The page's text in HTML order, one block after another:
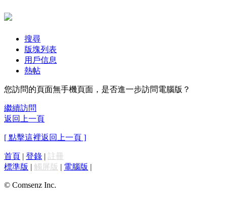
搜尋
版塊列表
用戶信息
熱帖
您訪問的頁面無手機頁面，是否進一步訪問電腦版？
繼續訪問
返回上一頁
[ 點擊這裡返回上一頁 ]
首頁 | 登錄 | 註冊
標準版 | 觸屏版 | 電腦版 |
© Comsenz Inc.